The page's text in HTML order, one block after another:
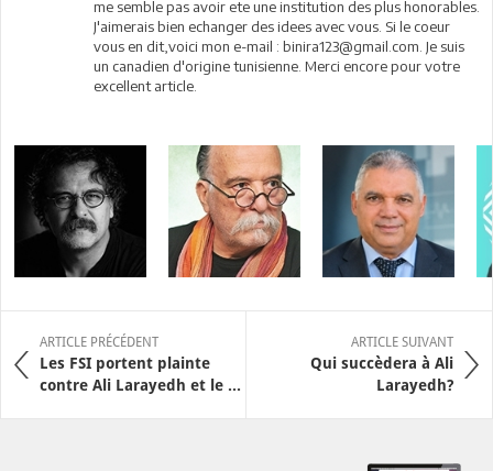
me semble pas avoir ete une institution des plus honorables.
J'aimerais bien echanger des idees avec vous. Si le coeur
vous en dit,voici mon e-mail : binira123@gmail.com. Je suis
un canadien d'origine tunisienne. Merci encore pour votre
excellent article.
ARTICLE PRÉCÉDENT
Les FSI portent plainte
contre Ali Larayedh et le ...
ARTICLE SUIVANT
Qui succèdera à Ali
Larayedh?